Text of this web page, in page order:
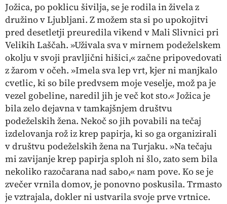
Jožica, po poklicu šivilja, se je rodila in živela z
družino v Ljubljani. Z možem sta si po upokojitvi
pred desetletji preuredila vikend v Mali Slivnici pri
Velikih Laščah. »Uživala sva v mirnem podeželskem
okolju v svoji pravljični hišici,« začne pripovedovati
z žarom v očeh. »Imela sva lep vrt, kjer ni manjkalo
cvetlic, ki so bile predvsem moje veselje, mož pa je
vezel gobeline, naredil jih je več kot sto.« Jožica je
bila zelo dejavna v tamkajšnjem društvu
podeželskih žena. Nekoč so jih povabili na tečaj
izdelovanja rož iz krep papirja, ki so ga organizirali
v društvu podeželskih žena na Turjaku. »Na tečaju
mi zavijanje krep papirja sploh ni šlo, zato sem bila
nekoliko razočarana nad sabo,« nam pove. Ko se je
zvečer vrnila domov, je ponovno poskusila. Trmasto
je vztrajala, dokler ni ustvarila svoje prve vrtnice.